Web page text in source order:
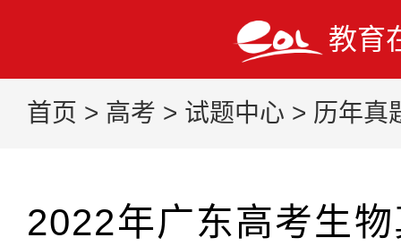
教育
首页 > 高考 > 试题中心 > 历年真
2022年广东高考生